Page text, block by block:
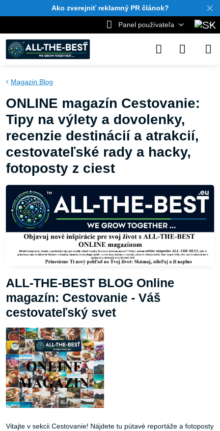
✕
Ako zverejniť reklamný PR článok?
Panel používateľa
Magazin Blog
ONLINE magazín Cestovanie:
Tipy na výlety a dovolenky,
recenzie destinácií a atrakcií,
cestovateľské rady a hacky,
fotoposty z ciest
ALL-THE-BEST BLOG Online
magazín: Cestovanie - Váš
cestovateľský svet
Vitajte v sekcii Cestovanie! Nájdete tu pútavé reportáže a fotoposty